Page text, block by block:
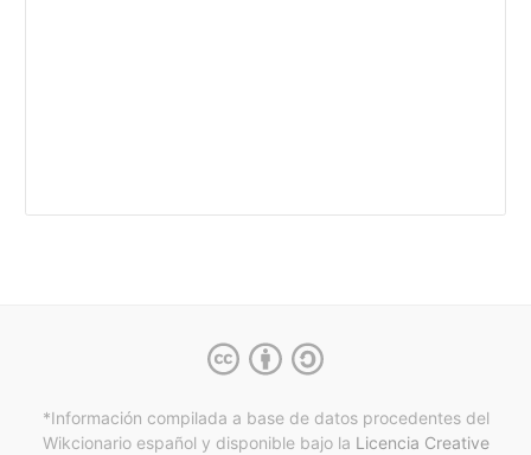
*Información compilada a base de datos procedentes del
Wikcionario español y disponible bajo la Licencia Creative